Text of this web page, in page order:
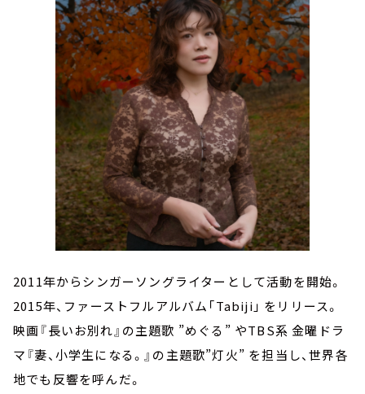
2011年からシンガーソングライターとして活動を開始。
2015年、ファーストフルアルバム「Tabiji」 をリリース。
映画『⻑いお別れ』の主題歌 ”めぐる” やTBS系 金曜ドラ
マ『妻、小学生になる。』の主題歌”灯火” を担当し、世界各
地でも反響を呼んだ。